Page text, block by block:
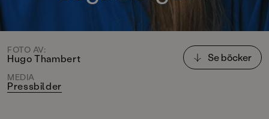
FOTO AV:
Hugo Thambert
MEDIA
Pressbilder
Se böcker